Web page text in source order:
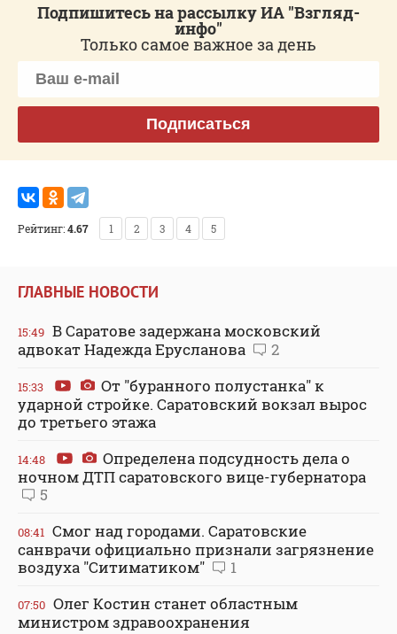
Подпишитесь на рассылку ИА "Взгляд-
инфо"
Только самое важное за день
Подписаться
Рейтинг:4.67 1 2 3 4 5
ГЛАВНЫЕ НОВОСТИ
15:49 В Саратове задержана московский
адвокат Надежда Ерусланова
2
15:33
От "буранного полустанка" к
ударной стройке. Саратовский вокзал вырос
до третьего этажа
14:48
Определена подсудность дела о
ночном ДТП саратовского вице-губернатора
5
08:41 Смог над городами. Саратовские
санврачи официально признали загрязнение
воздуха "Ситиматиком"
1
07:50 Олег Костин станет областным
министром здравоохранения